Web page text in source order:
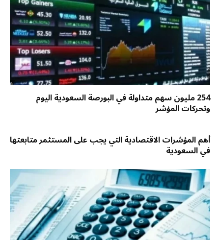
254 مليون سهم متداولة في البورصة السعودية اليوم
وتحركات المؤشر
أهم المؤشرات الاقتصادية التي يجب على المستثمر متابعتها
في السعودية